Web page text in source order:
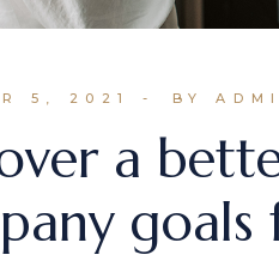
5, 2021 BY
a
goals